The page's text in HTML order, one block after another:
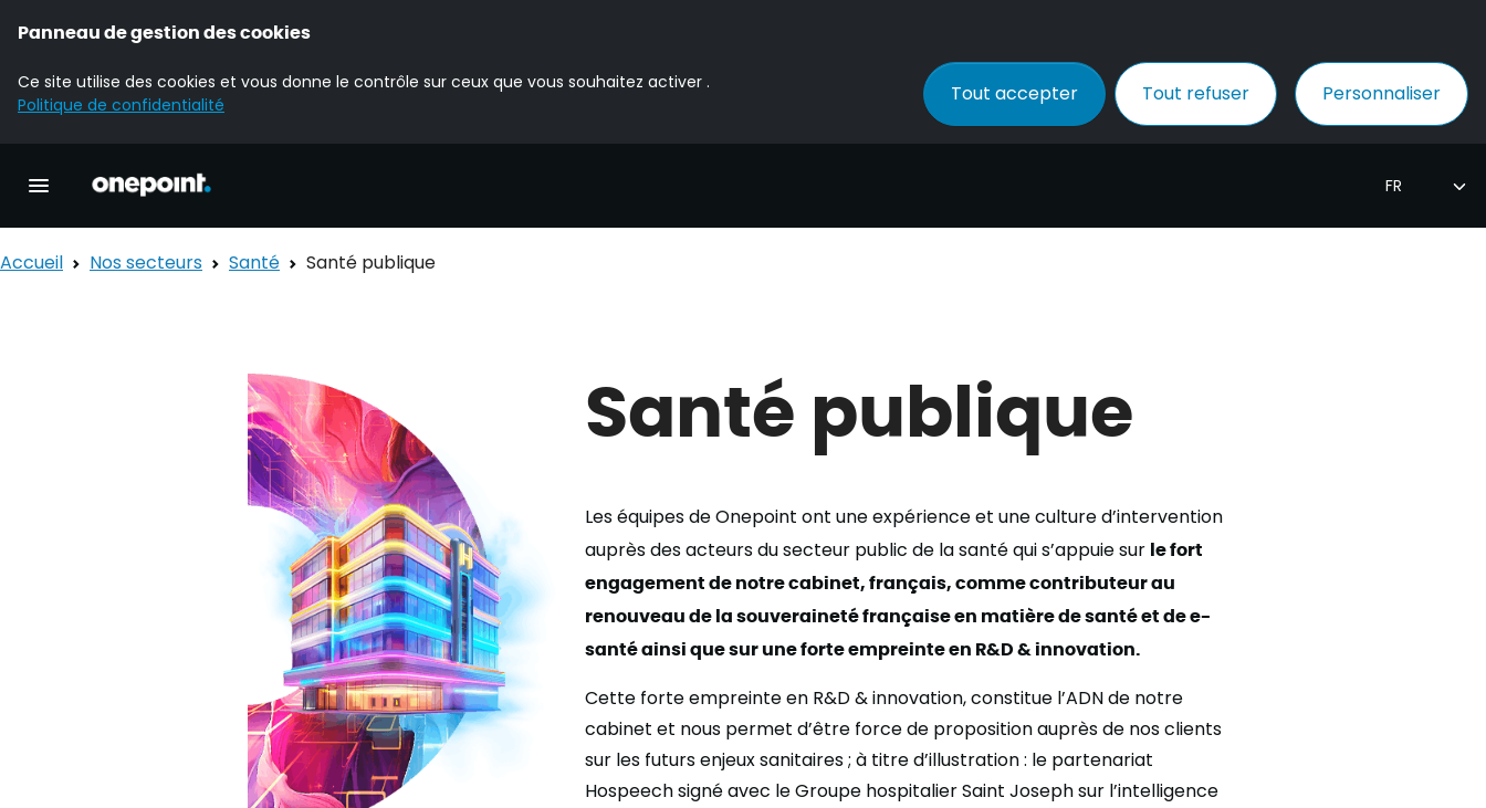
Panneau de gestion des cookies
Ce site utilise des cookies et vous donne le contrôle sur ceux que vous souhaitez activer .
Politique de confidentialité
Tout accepter Tout refuser Personnaliser
Accueil Nos secteurs Santé Santé publique
Santé publique
Les équipes de Onepoint ont une expérience et une culture d’intervention
auprès des acteurs du secteur public de la santé qui s’appuie sur le fort
engagement de notre cabinet, français, comme contributeur au
renouveau de la souveraineté française en matière de santé et de e-
santé ainsi que sur une forte empreinte en R&D & innovation.
Cette forte empreinte en R&D & innovation, constitue l’ADN de notre
cabinet et nous permet d’être force de proposition auprès de nos clients
sur les futurs enjeux sanitaires ; à titre d’illustration : le partenariat
Hospeech signé avec le Groupe hospitalier Saint Joseph sur l’intelligence